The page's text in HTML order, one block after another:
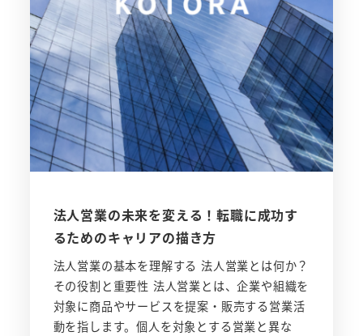
法人営業の未来を変える！転職に成功す
るためのキャリアの描き方
法人営業の基本を理解する 法人営業とは何か？
その役割と重要性 法人営業とは、企業や組織を
対象に商品やサービスを提案・販売する営業活
動を指します。個人を対象とする営業と異な